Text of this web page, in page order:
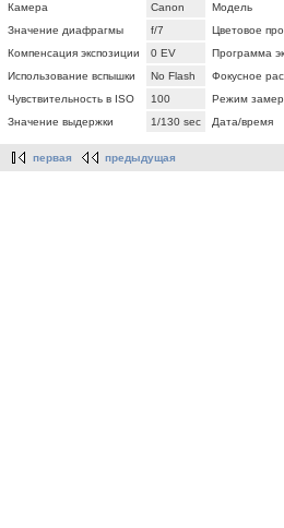
Камера
Canon
Модель
Значение диафрагмы
f/7
Цветовое
Компенсация экспозиции
0 EV
Программа
Использование вспышки
No Flash
Фокусное
Чувствительность в ISO
100
Режим
Значение выдержки
1/130 sec Дата/время
первая предыдущая